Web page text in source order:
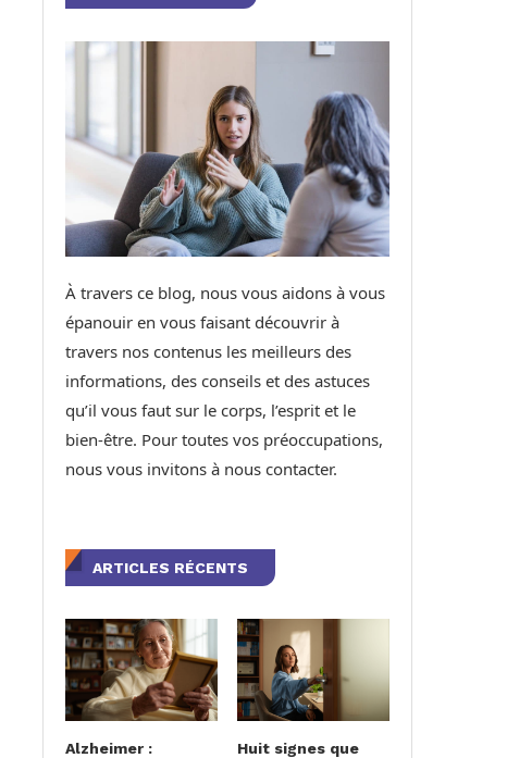
À travers ce blog, nous vous aidons à vous
épanouir en vous faisant découvrir à
travers nos contenus les meilleurs des
informations, des conseils et des astuces
qu’il vous faut sur le corps, l’esprit et le
bien-être. Pour toutes vos préoccupations,
nous vous invitons à nous contacter.
ARTICLES RÉCENTS
Alzheimer :
Huit signes que